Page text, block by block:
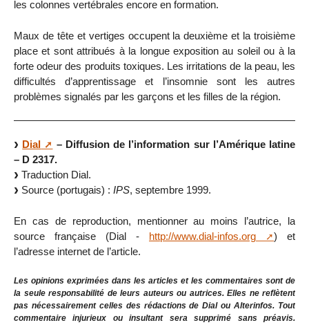
les colonnes vertébrales encore en formation.
Maux de tête et vertiges occupent la deuxième et la troisième
place et sont attribués à la longue exposition au soleil ou à la
forte odeur des produits toxiques. Les irritations de la peau, les
difficultés d’apprentissage et l’insomnie sont les autres
problèmes signalés par les garçons et les filles de la région.
Dial
– Diffusion de l’information sur l’Amérique latine
– D 2317.
Traduction Dial.
Source (portugais) : IPS, septembre 1999.
En cas de reproduction, mentionner au moins l’autrice, la
source française (Dial - http://www.dial-infos.org
) et
l’adresse internet de l’article.
Les opinions exprimées dans les articles et les commentaires sont de
la seule responsabilité de leurs auteurs ou autrices. Elles ne reflètent
pas nécessairement celles des rédactions de Dial ou Alterinfos. Tout
commentaire injurieux ou insultant sera supprimé sans préavis.